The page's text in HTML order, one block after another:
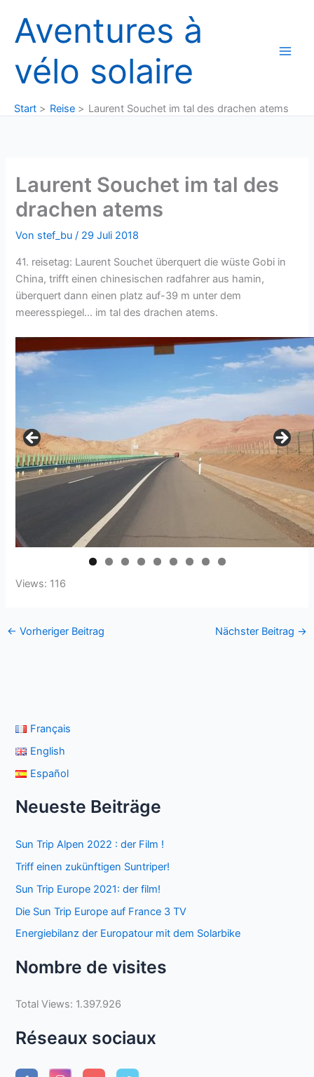
Inhalt
springen
Aventures à
vélo solaire
Start Reise Laurent Souchet im tal des drachen atems
Laurent Souchet im tal des
drachen atems
Von stef_bu/ 29 Juli 2018
41. reisetag: Laurent Souchet überquert die wüste Gobi in
China, trifft einen chinesischen radfahrer aus hamin,
überquert dann einen platz auf-39 m unter dem
meeresspiegel… im tal des drachen atems.
Views: 116
← Vorheriger Beitrag Nächster Beitrag →
Français
English
Español
Neueste Beiträge
Sun Trip Alpen 2022 : der Film !
Triff einen zukünftigen Suntriper!
Sun Trip Europe 2021: der film!
Die Sun Trip Europe auf France 3 TV
Energiebilanz der Europatour mit dem Solarbike
Nombre de visites
Total Views: 1.397.926
Réseaux sociaux